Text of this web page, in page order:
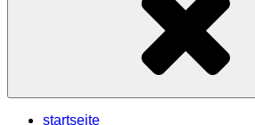
startseite